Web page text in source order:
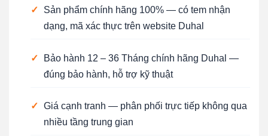
✓
Sản phẩm chính hãng 100% — có tem nhận
dạng, mã xác thực trên website Duhal
✓
Bảo hành 12 – 36 Tháng chính hãng Duhal —
đúng bảo hành, hỗ trợ kỹ thuật
✓ Giá cạnh tranh — phân phối trực tiếp không qua
nhiều tầng trung gian